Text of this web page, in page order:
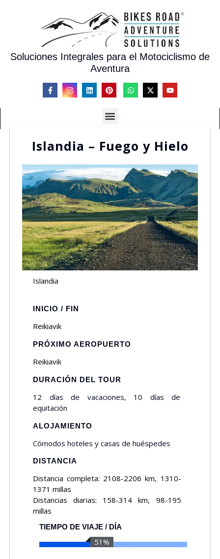
Soluciones Integrales para el Motociclismo de
Aventura
Islandia – Fuego y Hielo
Islandia
INICIO / FIN
Reikiavik
PRÓXIMO AEROPUERTO
Reikiavik
DURACIÓN DEL TOUR
12 días de vacaciones, 10 días de
equitación
ALOJAMIENTO
Cómodos hoteles y casas de huéspedes
DISTANCIA
Distancia completa: 2108-2206 km, 1310-
1371 millas
Distancias diarias: 158-314 km, 98-195
millas
TIEMPO DE VIAJE / DÍA
60%